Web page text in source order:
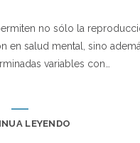
no sólo la
en salud mental, sino
variables con…
LEYENDO